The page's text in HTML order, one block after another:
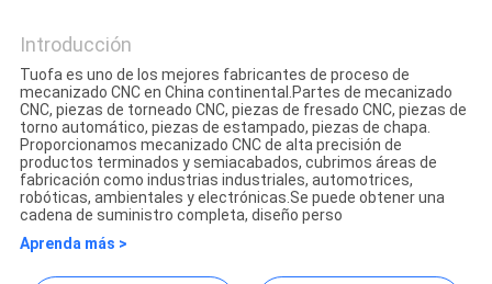
CITA
MAPA
DEL
SITIO
POLÍTICA
Introducción
Tuofa es uno de los mejores fabricantes de proceso de
mecanizado CNC en China continental.Partes de mecanizado
CNC, piezas de torneado CNC, piezas de fresado CNC, piezas de
torno automático, piezas de estampado, piezas de chapa.
Proporcionamos mecanizado CNC de alta precisión de
productos terminados y semiacabados, cubrimos áreas de
fabricación como industrias industriales, automotrices,
robóticas, ambientales y electrónicas.Se puede obtener una
cadena de suministro completa, diseño perso
Aprenda más >